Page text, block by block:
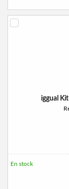
iggual
En stock